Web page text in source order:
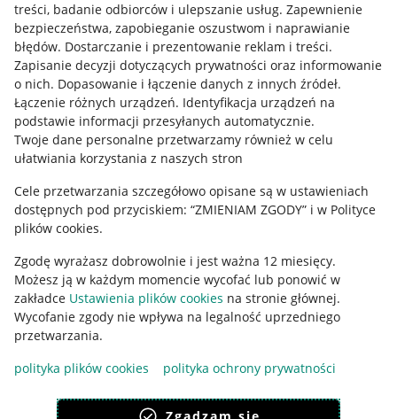
treści, badanie odbiorców i ulepszanie usług. Zapewnienie
bezpieczeństwa, zapobieganie oszustwom i naprawianie
błędów. Dostarczanie i prezentowanie reklam i treści.
Zapisanie decyzji dotyczących prywatności oraz informowanie
o nich. Dopasowanie i łączenie danych z innych źródeł.
Łączenie różnych urządzeń. Identyfikacja urządzeń na
podstawie informacji przesyłanych automatycznie.
Twoje dane personalne przetwarzamy również w celu
ułatwiania korzystania z naszych stron
Cele przetwarzania szczegółowo opisane są w ustawieniach
dostępnych pod przyciskiem: “ZMIENIAM ZGODY” i w Polityce
plików cookies.
Zgodę wyrażasz dobrowolnie i jest ważna 12 miesięcy.
Możesz ją w każdym momencie wycofać lub ponowić w
zakładce Ustawienia plików cookies na stronie głównej.
Wycofanie zgody nie wpływa na legalność uprzedniego
przetwarzania.
polityka plików cookies
polityka ochrony prywatności
Mapa miejscowości
Informacje prawne
Regulamin
Polityka plików "cookies"
Ustawienia plików "cookies"
Udostępnianie lokalizacji
Informacje dla Aktu o Usługach Cyfrowych
Pobierz aplikację